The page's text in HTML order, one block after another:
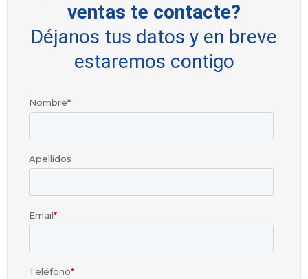
ventas te contacte?
Déjanos tus datos y en breve
estaremos contigo